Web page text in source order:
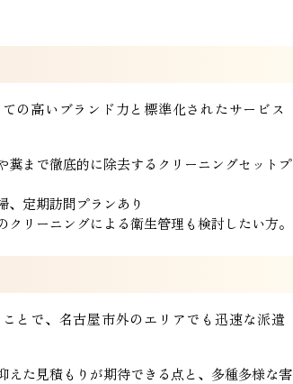
の高いブランド力と標準化されたサービス
まで徹底的に除去するクリーニングセットプ
、定期訪問プランあり
リーニングによる衛生管理も検討したい方。
とで、名古屋市外のエリアでも迅速な派遣
た見積もりが期待できる点と、多種多様な害